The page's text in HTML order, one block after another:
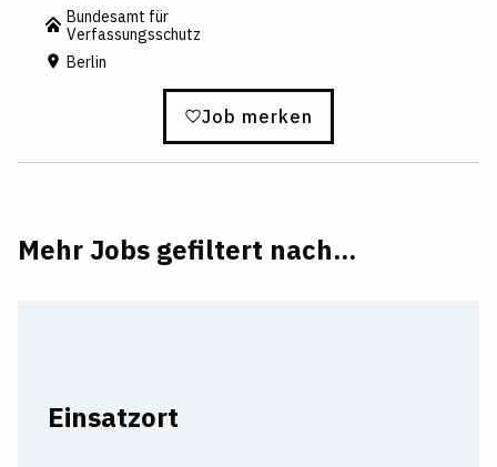
Bundesamt für
Verfassungsschutz
Berlin
Job merken
Mehr Jobs gefiltert nach...
Einsatzort